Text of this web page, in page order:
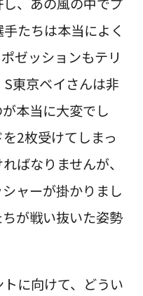
たちは本当によく
ゼッションもテリ
東京ベイさんは非
本当に大変でし
2枚受けてしまっ
ばなりませんが、
ャーが掛かりまし
が戦い抜いた姿勢
に向けて、どうい